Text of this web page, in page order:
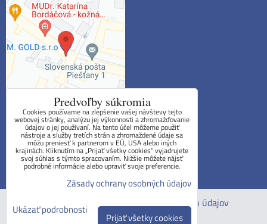
Obchodné podmienky
Reklamačný poriadok
Formulár na odstúpenie od zmluvy
Predvoľby súkromia
Zásady ochrany osobných údajov
Predvoľby súkromia
Cookies používame na zlepšenie vašej návštevy tejto
webovej stránky, analýzu jej výkonnosti a zhromažďovanie
údajov o jej používaní. Na tento účel môžeme použiť
nástroje a služby tretích strán a zhromaždené údaje sa
môžu preniesť k partnerom v EÚ, USA alebo iných
krajinách. Kliknutím na „Prijať všetky cookies“ vyjadrujete
svoj súhlas s týmto spracovaním. Nižšie môžete nájsť
podrobné informácie alebo upraviť svoje preferencie.
Zásady ochrany osobných údajov
Ukázať podrobnosti
Prijať všetky cookies